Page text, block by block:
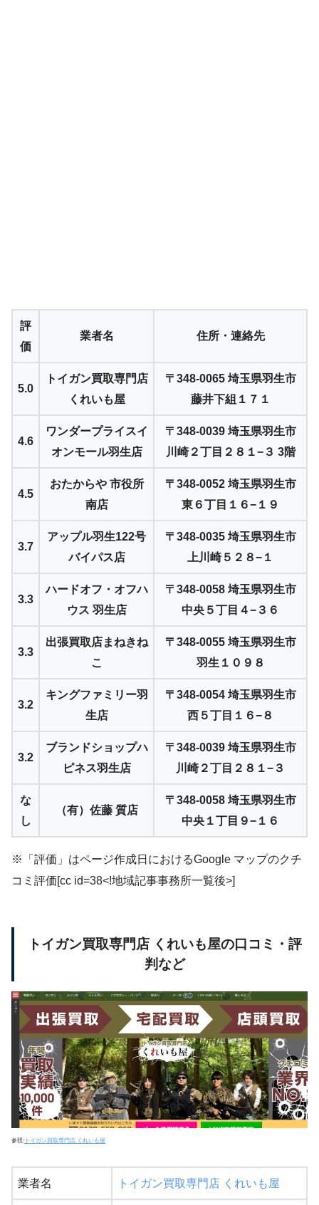
評
価
業者名 住所・連絡先
5.0
トイガン買取専門店
くれいも屋
〒348-0065 埼玉県羽生市
藤井下組１７１
4.6
ワンダープライスイ
オンモール羽生店
〒348-0039 埼玉県羽生市
川崎２丁目２８１−３ 3階
4.5
おたからや 市役所
南店
〒348-0052 埼玉県羽生市
東６丁目１６−１９
3.7
アップル羽生122号
バイパス店
〒348-0035 埼玉県羽生市
上川崎５２８−１
3.3
ハードオフ・オフハ
ウス 羽生店
〒348-0058 埼玉県羽生市
中央５丁目４−３６
3.3
出張買取店まねきね
こ
〒348-0055 埼玉県羽生市
羽生１０９８
3.2
キングファミリー羽
生店
〒348-0054 埼玉県羽生市
西５丁目１６−８
3.2
ブランドショップハ
ピネス羽生店
〒348-0039 埼玉県羽生市
川崎２丁目２８１−３
な
し
（有）佐藤 質店
〒348-0058 埼玉県羽生市
中央１丁目９−１６
※「評価」はページ作成日におけるGoogle マップのクチ
コミ評価[cc id=38<!地域記事事務所一覧後>]
トイガン買取専門店 くれいも屋の口コミ・評
判など
参照: トイガン買取専門店 くれいも屋
業者名 トイガン買取専門店 くれいも屋